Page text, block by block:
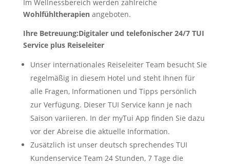
Im Wellnessbereich werden zahlreiche
Wohlfühltherapienangeboten.
Ihre Betreuung:Digitaler und telefonischer 24/7 TUI
Service plus Reiseleiter
Unser internationales Reiseleiter Team besucht Sie
regelmäßig in diesem Hotel und steht Ihnen für
alle Fragen, Informationen und Tipps persönlich
zur Verfügung. Dieser TUI Service kann je nach
Saison variieren. In der myTui App finden Sie dazu
vor der Abreise die aktuelle Information.
Zusätzlich ist unser deutsch sprechendes TUI
Kundenservice Team 24 Stunden, 7 Tage die